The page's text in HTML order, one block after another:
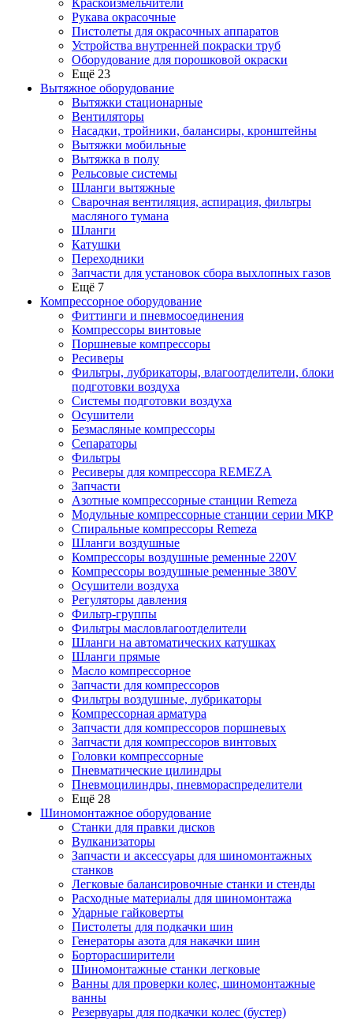
Краскоизмельчители
Рукава окрасочные
Пистолеты для окрасочных аппаратов
Устройства внутренней покраски труб
Оборудование для порошковой окраски
Ещё 23
Вытяжное оборудование
Вытяжки стационарные
Вентиляторы
Насадки, тройники, балансиры, кронштейны
Вытяжки мобильные
Вытяжка в полу
Рельсовые системы
Шланги вытяжные
Сварочная вентиляция, аспирация, фильтры
масляного тумана
Шланги
Катушки
Переходники
Запчасти для установок сбора выхлопных газов
Ещё 7
Компрессорное оборудование
Фиттинги и пневмосоединения
Компрессоры винтовые
Поршневые компрессоры
Ресиверы
Фильтры, лубрикаторы, влагоотделители, блоки
подготовки воздуха
Системы подготовки воздуха
Осушители
Безмасляные компрессоры
Сепараторы
Фильтры
Ресиверы для компрессора REMEZA
Запчасти
Азотные компрессорные станции Remeza
Модульные компрессорные станции серии МКР
Спиральные компрессоры Remeza
Шланги воздушные
Компрессоры воздушные ременные 220V
Компрессоры воздушные ременные 380V
Осушители воздуха
Регуляторы давления
Фильтр-группы
Фильтры масловлагоотделители
Шланги на автоматических катушках
Шланги прямые
Масло компрессорное
Запчасти для компрессоров
Фильтры воздушные, лубрикаторы
Компрессорная арматура
Запчасти для компрессоров поршневых
Запчасти для компрессоров винтовых
Головки компрессорные
Пневматические цилиндры
Пневмоцилиндры, пневмораспределители
Ещё 28
Шиномонтажное оборудование
Станки для правки дисков
Вулканизаторы
Запчасти и аксессуары для шиномонтажных
станков
Легковые балансировочные станки и стенды
Расходные материалы для шиномонтажа
Ударные гайковерты
Пистолеты для подкачки шин
Генераторы азота для накачки шин
Борторасширители
Шиномонтажные станки легковые
Ванны для проверки колес, шиномонтажные
ванны
Резервуары для подкачки колес (бустер)